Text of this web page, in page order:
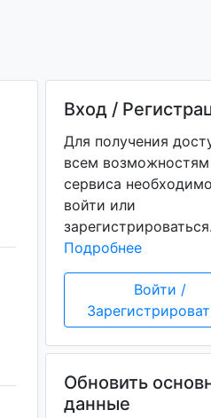
Вход /
Для получения
всем возможностям
сервиса
войти или
Подробнее
Войти /
Обновить
данные